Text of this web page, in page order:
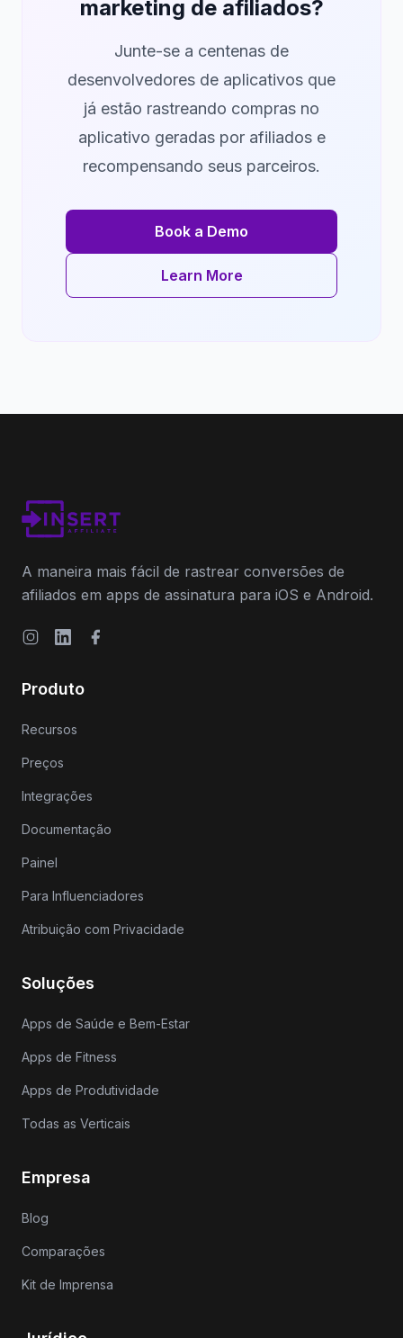
marketing de afiliados?
Junte-se a centenas de
desenvolvedores de aplicativos que
já estão rastreando compras no
aplicativo geradas por afiliados e
recompensando seus parceiros.
Book a Demo
Learn More
A maneira mais fácil de rastrear conversões de
afiliados em apps de assinatura para iOS e Android.
InstagramLinkedInFacebook
Produto
Recursos
Preços
Integrações
Documentação
Painel
Para Influenciadores
Atribuição com Privacidade
Soluções
Apps de Saúde e Bem-Estar
Apps de Fitness
Apps de Produtividade
Todas as Verticais
Empresa
Blog
Comparações
Kit de Imprensa